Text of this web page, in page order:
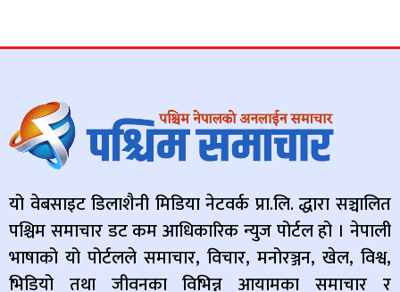
यो वेबसाइट डिलाशैनी मिडिया नेटवर्क प्रा.लि. द्धारा सञ्चालित
पश्चिम समाचार डट कम आधिकारिक न्युज पोर्टल हो । नेपाली
भाषाको यो पोर्टलले समाचार, विचार, मनोरञ्जन, खेल, विश्व,
भिडियो तथा जीवनका विभिन्न आयामका समाचार र